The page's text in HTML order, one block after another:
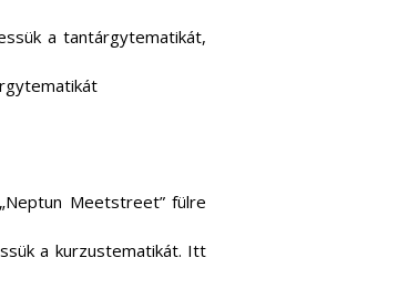
a tantárgytematikát,
Meetstreet” fülre
a kurzustematikát. Itt